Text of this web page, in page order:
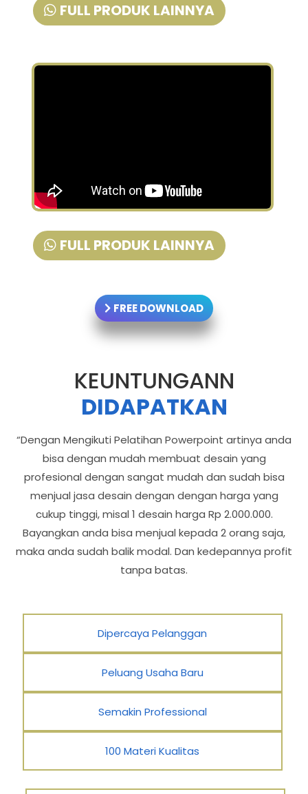
FULL PRODUK LAINNYA
FULL PRODUK LAINNYA
FREE DOWNLOAD
KEUNTUNGANN
DIDAPATKAN
“Dengan Mengikuti Pelatihan Powerpoint artinya anda
bisa dengan mudah membuat desain yang
profesional dengan sangat mudah dan sudah bisa
menjual jasa desain dengan dengan harga yang
cukup tinggi, misal 1 desain harga Rp 2.000.000.
Bayangkan anda bisa menjual kepada 2 orang saja,
maka anda sudah balik modal. Dan kedepannya profit
tanpa batas.
Dipercaya Pelanggan
Peluang Usaha Baru
Semakin Professional
100 Materi Kualitas